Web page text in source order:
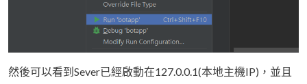
然後可以看到Sever已經啟動在127.0.0.1(本地主機IP)，並且